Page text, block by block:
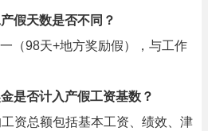
假天数是否不同？
（98天+地方奖励假），与工作
是否计入产假工资基数？
资总额包括基本工资、绩效、津